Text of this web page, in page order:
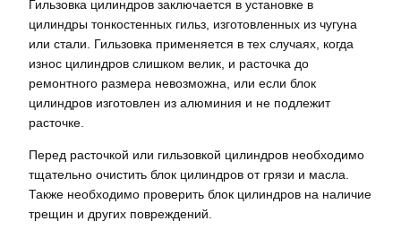
Гильзовка цилиндров заключается в установке в
цилиндры тонкостенных гильз, изготовленных из чугуна
или стали. Гильзовка применяется в тех случаях, когда
износ цилиндров слишком велик, и расточка до
ремонтного размера невозможна, или если блок
цилиндров изготовлен из алюминия и не подлежит
расточке.
Перед расточкой или гильзовкой цилиндров необходимо
тщательно очистить блок цилиндров от грязи и масла.
Также необходимо проверить блок цилиндров на наличие
трещин и других повреждений.